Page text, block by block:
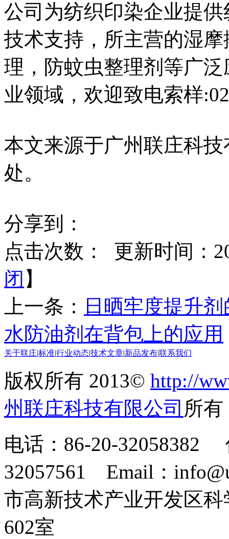
公司为纺织印染企业提
技术支持，所主营的湿
理，防蚊虫整理剂等广
业领域，欢迎致电索样
本文来源于广州联庄科
处。
分享到：
点击次数：
更新时间：
闭 】
上一条：
日晒牢度提升
水防油剂在背包上的应用
关于联庄标准行业动态技术文章 新品发布联系我们
版权所有 2013© http://
州联庄科技有限公司 所
电话：86-20-32058382
32057561 Email：
市高新技术产业开发区
602室